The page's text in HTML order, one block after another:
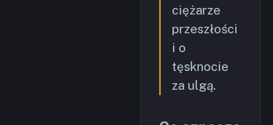
ciężarze
przeszłości
i o
tęsknocie
za ulgą.